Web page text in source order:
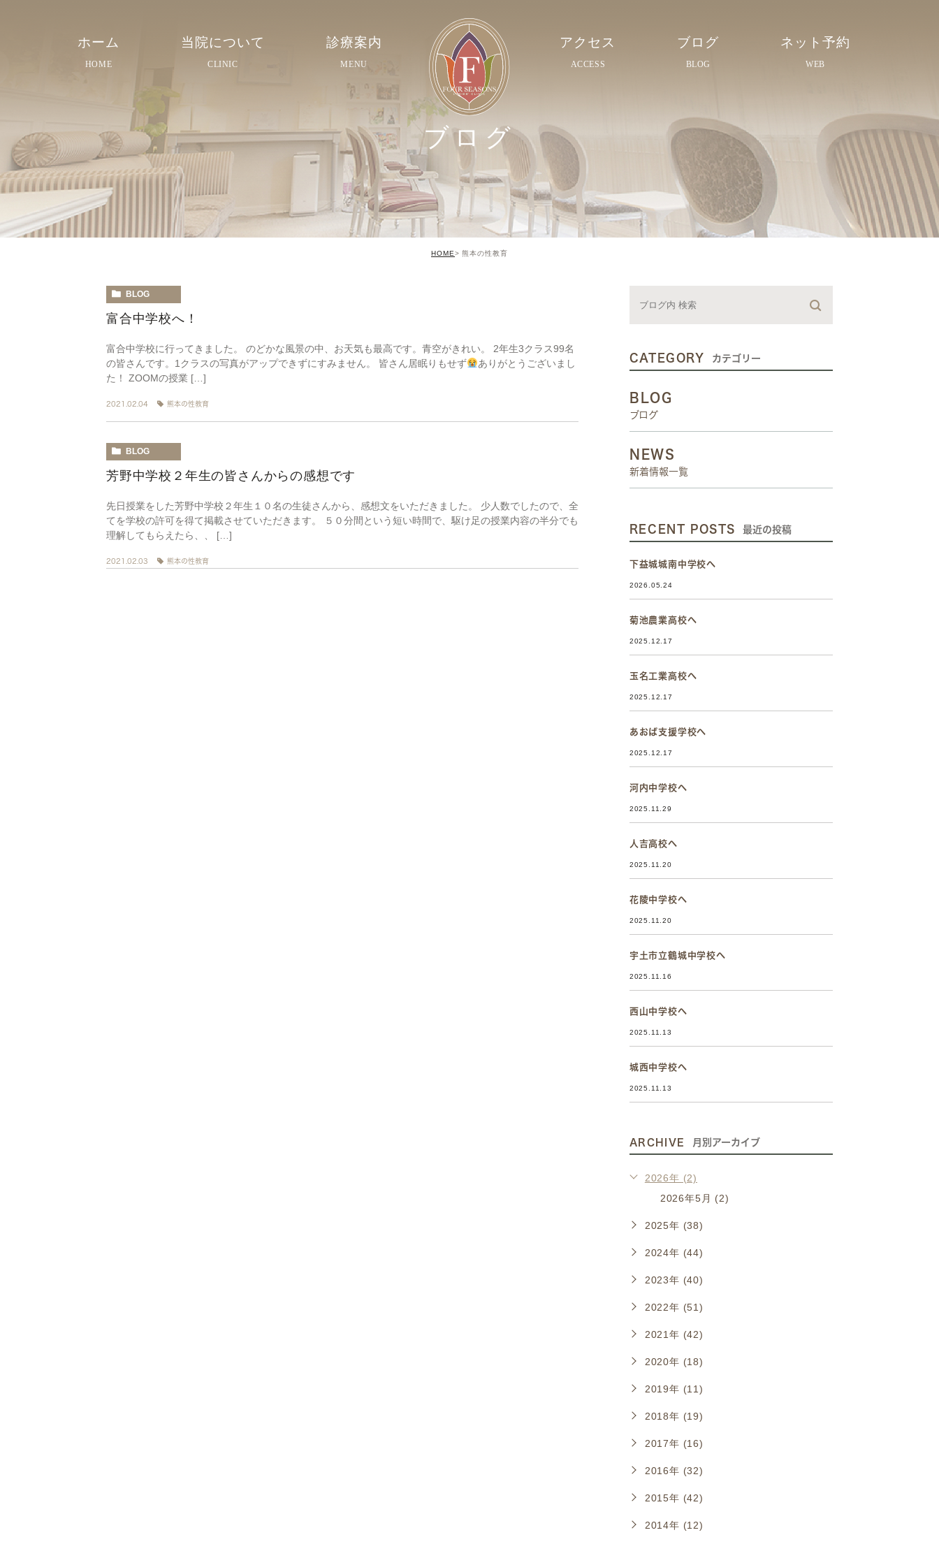
ホーム
HOME
当院について
CLINIC
院内紹介
スタッフ紹介
診療案内
MENU
アクセス
ACCESS
ブログ
BLOG
ネット予約
WEB
ブログ
HOME 熊本の性教育
BLOG
富合中学校へ！
富合中学校に行ってきました。 のどかな風景の中、お天気も最高です。青空がきれい。 2年生3クラス99名
の皆さんです。1クラスの写真がアップできずにすみません。 皆さん居眠りもせず
ありがとうございまし
た！ ZOOMの授業 […]
2021.02.04 熊本の性教育
BLOG
芳野中学校２年生の皆さんからの感想です
先日授業をした芳野中学校２年生１０名の生徒さんから、感想文をいただきました。 少人数でしたので、全
てを学校の許可を得て掲載させていただきます。 ５０分間という短い時間で、駆け足の授業内容の半分でも
理解してもらえたら、、 […]
2021.02.03 熊本の性教育
CATEGORY カテゴリー
BLOG
ブログ
NEWS
新着情報一覧
RECENT POSTS 最近の投稿
下益城城南中学校へ
2026.05.24
菊池農業高校へ
2025.12.17
玉名工業高校へ
2025.12.17
あおば支援学校へ
2025.12.17
河内中学校へ
2025.11.29
人吉高校へ
2025.11.20
花陵中学校へ
2025.11.20
宇土市立鶴城中学校へ
2025.11.16
西山中学校へ
2025.11.13
城西中学校へ
2025.11.13
ARCHIVE 月別アーカイブ
2026年 (2)
2026年5月 (2)
2025年 (38)
2024年 (44)
2023年 (40)
2022年 (51)
2021年 (42)
2020年 (18)
2019年 (11)
2018年 (19)
2017年 (16)
2016年 (32)
2015年 (42)
2014年 (12)